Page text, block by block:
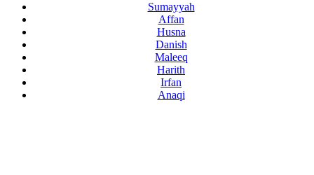
Sumayyah
Affan
Husna
Danish
Maleeq
Harith
Irfan
Anaqi